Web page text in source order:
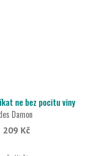
ne bez pocitu viny
Damon
209 Kč